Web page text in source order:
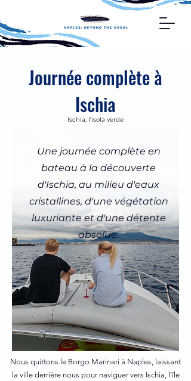
Journée complète à
Ischia
Ischia, l’isola verde
Une journée complète en
bateau à la découverte
d'Ischia, au milieu d'eaux
cristallines, d'une végétation
luxuriante et d'une détente
absolue.
Nous quittons le Borgo Marinari à Naples, laissant
la ville derrière nous pour naviguer vers Ischia, l'île